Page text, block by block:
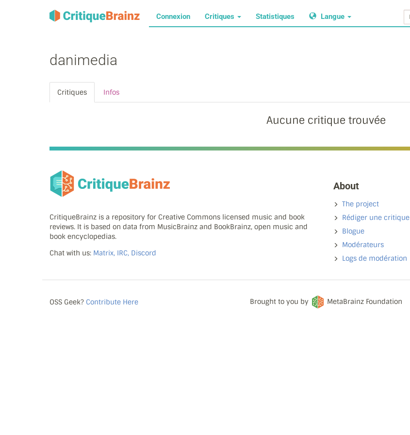
Connexion Critiques Statistiques Langue
danimedia
Critiques Infos
Aucune critique trouvée
CritiqueBrainz is a repository for Creative Commons licensed music and book
reviews. It is based on data from MusicBrainz and BookBrainz, open music and
book encyclopedias.
Chat with us: Matrix, IRC, Discord
About
The project
Rédiger une critique
Blogue
Modérateurs
Logs de modération
OSS Geek? Contribute Here Brought to you by MetaBrainz Foundation